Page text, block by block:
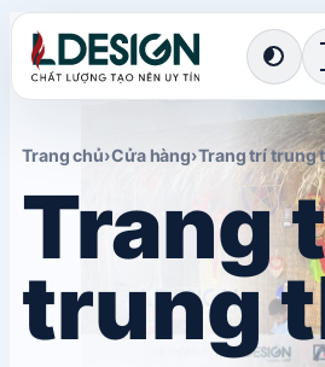
Chuyển
giao
diện
Trang chủ›Cửa hàng›Trang trí trung
Trang
trung